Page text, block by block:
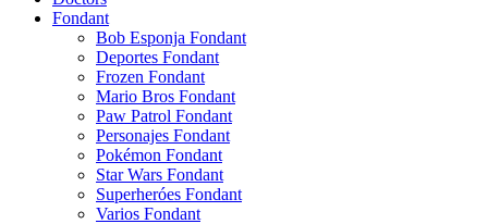
Fondant
Bob Esponja Fondant
Deportes Fondant
Frozen Fondant
Mario Bros Fondant
Paw Patrol Fondant
Personajes Fondant
Pokémon Fondant
Star Wars Fondant
Superheróes Fondant
Varios Fondant